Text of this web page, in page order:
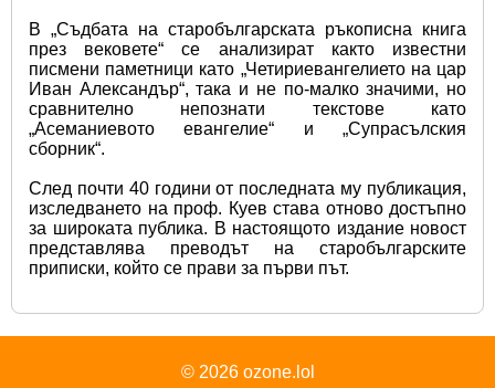
В „Съдбата на старобългарската ръкописна книга
през вековете“ се анализират както известни
писмени паметници като „Четириевангелието на цар
Иван Александър“, така и не по-малко значими, но
сравнително непознати текстове като
„Асеманиевото евангелие“ и „Супрасълския
сборник“.
След почти 40 години от последната му публикация,
изследването на проф. Куев става отново достъпно
за широката публика. В настоящото издание новост
представлява преводът на старобългарските
приписки, който се прави за първи път.
© 2026 ozone.lol